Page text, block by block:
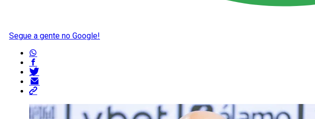
Segue a gente no Google!